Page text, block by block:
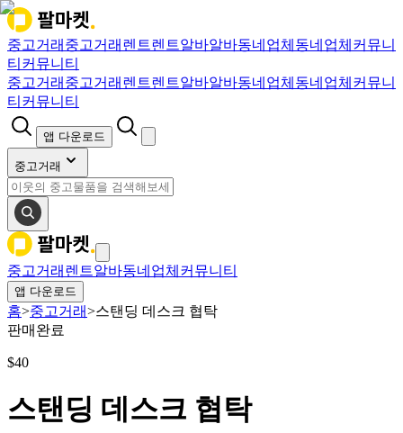
중고거래 중고거래 렌트렌트알바알바동네업체 동네업체 커뮤니
티 커뮤니티
중고거래 중고거래 렌트렌트알바알바동네업체 동네업체 커뮤니
티 커뮤니티
앱 다운로드
중고거래
중고거래 렌트알바동네업체 커뮤니티
앱 다운로드
홈>중고거래>스탠딩 데스크 협탁
판매완료
$40
스탠딩 데스크 협탁